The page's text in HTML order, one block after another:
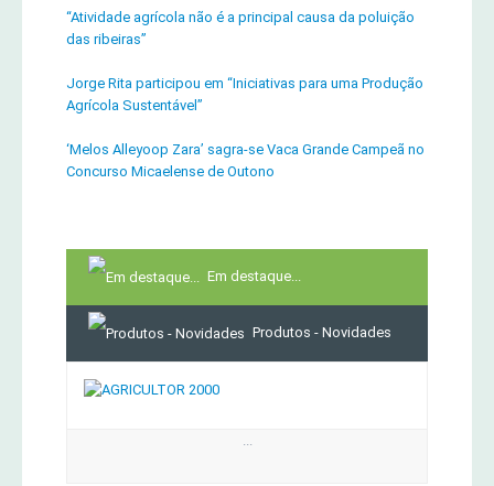
“Atividade agrícola não é a principal causa da poluição
das ribeiras”
Jorge Rita participou em “Iniciativas para uma Produção
Agrícola Sustentável”
‘Melos Alleyoop Zara’ sagra-se Vaca Grande Campeã no
Concurso Micaelense de Outono
Em destaque...
Produtos - Novidades